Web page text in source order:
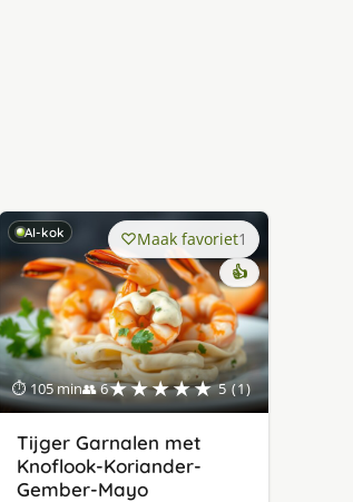
AI-kok
⏱ 105 min👥 6★★★★★ 5 (1)
Maak favoriet1
👍
Tijger Garnalen met
Knoflook-Koriander-
Gember-Mayo